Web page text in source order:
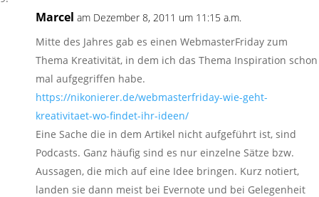
Marcel am Dezember 8, 2011 um 11:15 a.m.
Mitte des Jahres gab es einen WebmasterFriday zum
Thema Kreativität, in dem ich das Thema Inspiration schon
mal aufgegriffen habe.
https://nikonierer.de/webmasterfriday-wie-geht-
kreativitaet-wo-findet-ihr-ideen/
Eine Sache die in dem Artikel nicht aufgeführt ist, sind
Podcasts. Ganz häufig sind es nur einzelne Sätze bzw.
Aussagen, die mich auf eine Idee bringen. Kurz notiert,
landen sie dann meist bei Evernote und bei Gelegenheit